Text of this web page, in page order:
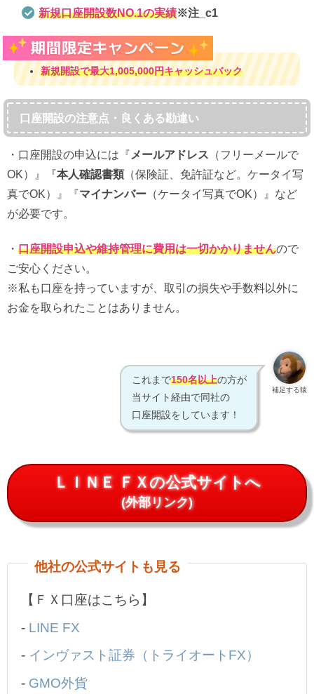
新規口座開設数NO.1の実績※注_c1
新規開設で最大1,005,000円キャッシュバック
口座開設の注意点・良くある勘違い
・口座開設の申込には『 メールアドレス
（フリーメールで
OK）』『本人確認書類 （保険証、免許証など。ケータイ写
真でOK）』『マイナンバー （ケータイ写真でOK）』など
が必要です。
・ 口座開設申込や維持管理に費用は一切かかりませんので
ご安心ください。
※私も口座を持っていますが、取引の損失や手数料以外に
お金を取られたことはありません。
補足する猿
これまで150名以上の方が
当サイト経由で同社の
口座開設をしています！
ＬＩＮＥ ＦＸの公式サイトへ
(外部リンク)
他社の公式サイトも見る
【ＦＸ口座はこちら】
- LINE FX
- インヴァスト証券（トライオートFX）
- GMO外貨